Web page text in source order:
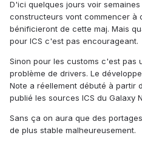
D'ici quelques jours voir
constructeurs vont commencer à
bénificieront de cette maj. Mais
pour ICS c'est pas encourageant.
Sinon pour les customs c'est pas
problème de drivers. Le
Note a réellement débuté à partir
publié les sources ICS du Galaxy
Sans ça on aura que des
de plus stable malheureusement.